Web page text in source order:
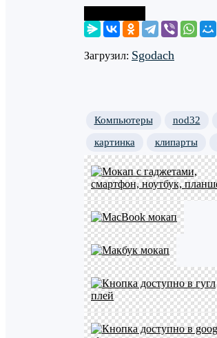
Загрузил: Sgodach
Компьютеры nod32
картинка
клипарты